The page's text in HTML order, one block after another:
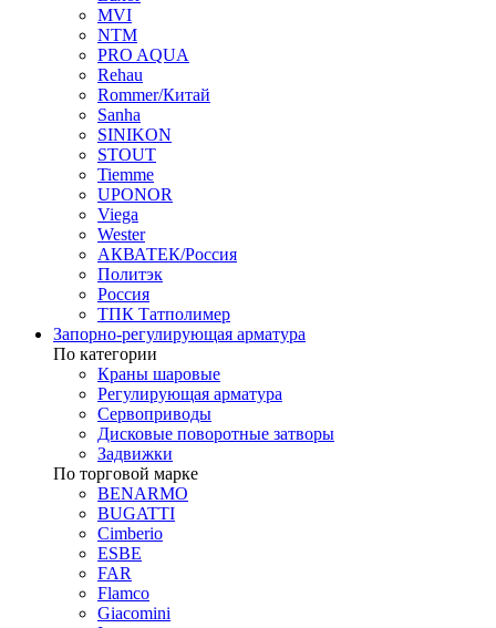
MVI
NTM
PRO AQUA
Rehau
Rommer/Китай
Sanha
SINIKON
STOUT
Tiemme
UPONOR
Viega
Wester
АКВАТЕК/Россия
Политэк
Россия
ТПК Татполимер
Запорно-регулирующая арматура
По категории
Краны шаровые
Регулирующая арматура
Сервоприводы
Дисковые поворотные затворы
Задвижки
По торговой марке
BENARMO
BUGATTI
Cimberio
ESBE
FAR
Flamco
Giacomini